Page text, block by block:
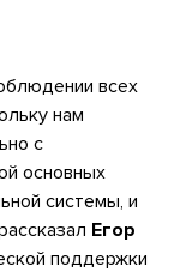
всех
нам
с
основных
системы, и
Егор
поддержки